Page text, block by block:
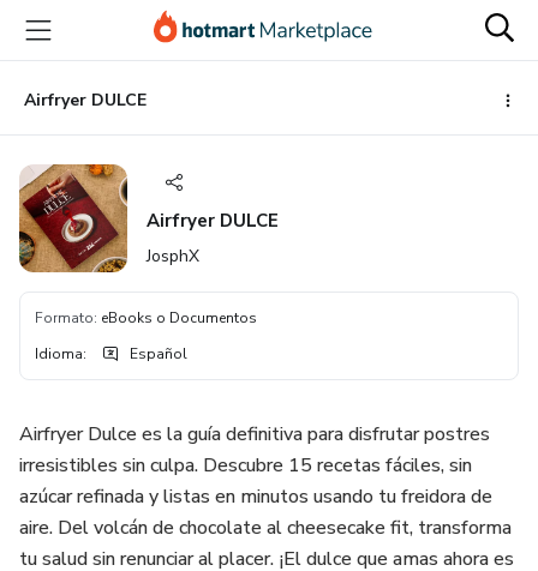
principal
página
de
página
Airfryer DULCE
Airfryer DULCE
JosphX
Formato: eBooks o Documentos
Idioma: Español
Airfryer Dulce es la guía definitiva para disfrutar postres
irresistibles sin culpa. Descubre 15 recetas fáciles, sin
azúcar refinada y listas en minutos usando tu freidora de
aire. Del volcán de chocolate al cheesecake fit, transforma
tu salud sin renunciar al placer. ¡El dulce que amas ahora es